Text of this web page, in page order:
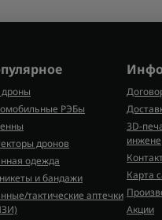
например,
поддержки.
Чем
обычных?
Главное
жесткие
дроны
РЭБы
дронов
одежда
и бандажи
тактические аптечки
3D-
Карта
Акции